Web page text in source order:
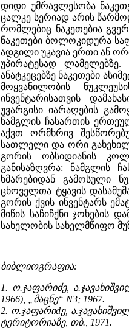
დიდი უმრავლესობა
ცალკე სერიად არის
რომლებიც ნაკეთებია
ნაკეთები ბოლოკიდურა
ადგილი უკავია ერთი ან
უპირატესად
ანატკეცებზე ნაკეთები
მოყვანილობის
ინვენტარისათვის
უვარგისი იარაღების
ნამგლის ჩასართის
აქვთ ორმხრივ
სათლელი და ორი
გორის ობსიდიანის
განისაზღვრა: ნამგლის
ხმარებიდან გამოსული
ცხოველთა ტყავის
გორის ქვის ინვენტარს
მიწის საჩიჩქნი ჯოხების
სახელობის სახელმწიფო
ბიბლიოგრაფია:
1. ო.ჯაფარიძე,
1966), „მაცნე“ N3; 1967.
2. ო.ჯაფარიdე,
ტერიტორიაზე, თბ., 1971.